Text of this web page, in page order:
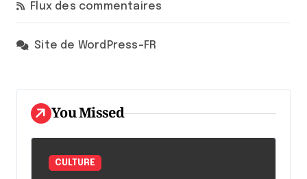
Flux des commentaires
Site de WordPress-FR
You Missed
CULTURE